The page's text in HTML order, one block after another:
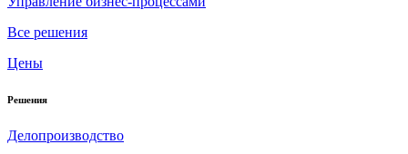
Все решения
Цены
Решения
Делопроизводство